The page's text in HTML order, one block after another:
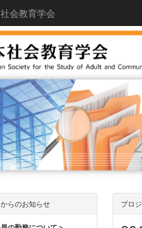
会教育学会
プロ
らのお知らせ